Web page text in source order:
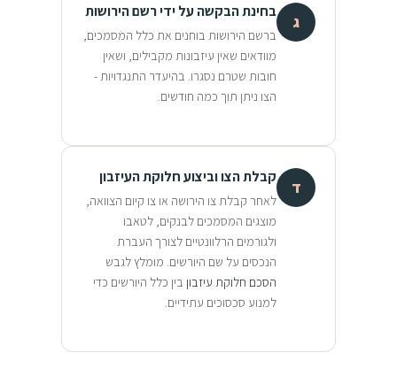
ג
בחינת הבקשה על ידי רשם הירושות
ברשם הירושות בוחנים את כלל המסמכים,
מוודאים שאין עיזבונות מקבילים, ושאין
חובות שטרם נסגרו. בהיעדר התנגדויות -
הצו ניתן תוך כמה חודשים.
ד
קבלת הצו וביצוע חלוקת העיזבון
לאחר קבלת צו הירושה או צו קיום הצוואה,
מוצגים המסמכים לבנקים, לטאבו
ולגורמים הרלוונטיים לצורך העברת
הנכסים על שם היורשים. מומלץ לגבש
הסכם חלוקת עיזבון בין כלל היורשים כדי
למנוע סכסוכים עתידיים.